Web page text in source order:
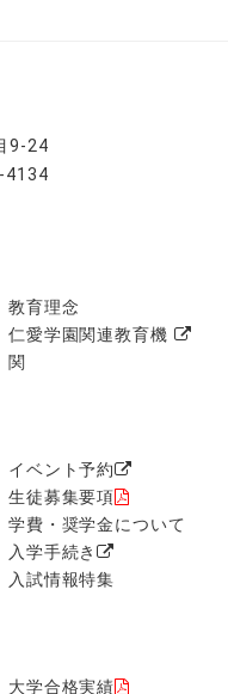
9-24
4134
教育理念
仁愛学園関連教育機
関
イベント予約
生徒募集要項
学費・奨学金について
入学手続き
入試情報特集
大学合格実績